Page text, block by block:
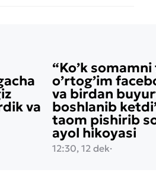
va
“Ko’k somamni
o’rtog’im
va birdan
boshlanib
taom pishirib
ayol hikoyasi
12:30, 12 dek·